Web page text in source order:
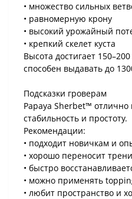
• множество сильных
• равномерную крону
• высокий урожайный
• крепкий скелет куста
Высота достигает
способен выдавать до
Подсказки гроверам
Papaya Sherbet™ отлично
стабильность и простоту.
Рекомендации:
• подходит новичкам и
• хорошо переносит
• быстро
• можно применять
• любит пространство и